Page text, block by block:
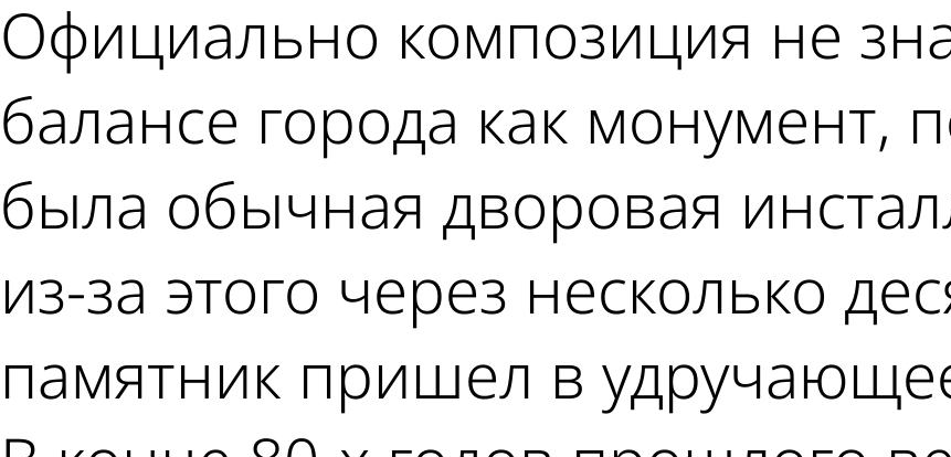
Официально композиция не
балансе города как монумент,
была обычная дворовая
из-за этого через несколько
памятник пришел в